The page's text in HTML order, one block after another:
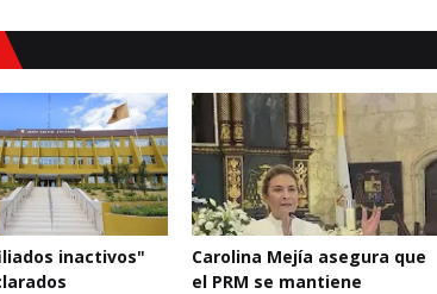
inactivos"
Carolina Mejía asegura que
el PRM se mantiene